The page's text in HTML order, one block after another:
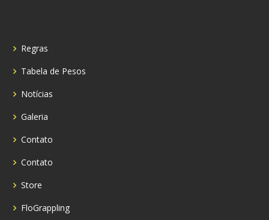
Regras
Tabela de Pesos
Notícias
Galeria
Contato
Contato
Store
FloGrappling